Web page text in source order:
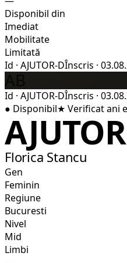
Disponibil din
Imediat
Mobilitate
Limitată
Id · AJUTOR-DÎnscris ·
Id · AJUTOR-DÎnscris ·
● Disponibil★ Verificatani
Florica Stancu
Gen
Feminin
Regiune
Bucuresti
Nivel
Mid
Limbi